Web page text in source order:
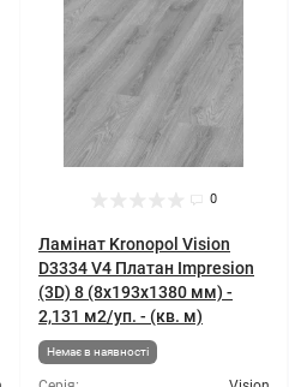
0
Ламінат Kronopol Vision
D3334 V4 Платан Impresion
(3D) 8 (8x193x1380 мм) -
2,131 м2/уп. - (кв. м)
Немає в наявності